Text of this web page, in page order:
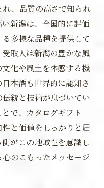
、品質の高さで知られ
新潟は、全国的に評価
多様な品種を提供して
取人は新潟の豊かな風
化や風土を体感する機
本酒も世界的に認知さ
統と技術が息づいてい
で、カタログギフト
性と価値をしっかりと届
がこの地域性を意識し
のこもったメッセージ